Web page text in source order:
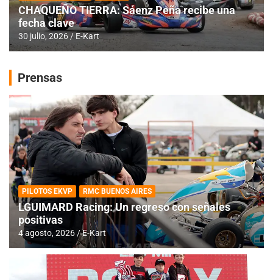
CHAQUEÑO TIERRA: Sáenz Peña recibe una
fecha clave
30 julio, 2026 E-Kart
Prensas
PILOTOS EKVP RMC BUENOS AIRES
LGUIMARD Racing: Un regreso con señales
positivas
4 agosto, 2026 E-Kart